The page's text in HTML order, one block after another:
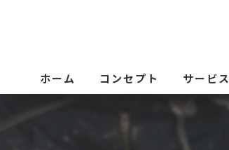
ホーム コンセプト サービス